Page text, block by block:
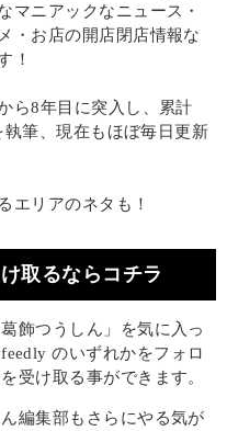
マニアックなニュース・
・お店の開店閉店情報な
！
ら8年目に突入し、累計
筆、現在もほぼ毎日更新
エリアのネタも！
取るならコチラ
飾つうしん」を気に入っ
のいずれかをフォロ
受け取る事ができます。
編集部もさらにやる気が